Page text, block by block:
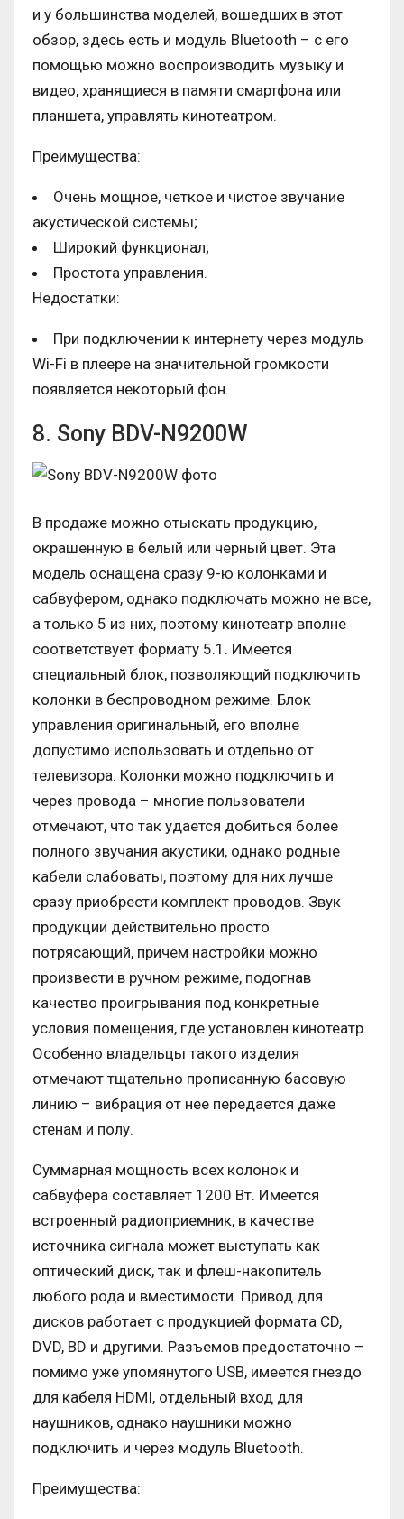
и у большинства моделей, вошедших в этот
обзор, здесь есть и модуль Bluetooth – с его
помощью можно воспроизводить музыку и
видео, хранящиеся в памяти смартфона или
планшета, управлять кинотеатром.
Преимущества:
Очень мощное, четкое и чистое звучание
акустической системы;
Широкий функционал;
Простота управления.
Недостатки:
При подключении к интернету через модуль
Wi-Fi в плеере на значительной громкости
появляется некоторый фон.
8. Sony BDV-N9200W
В продаже можно отыскать продукцию,
окрашенную в белый или черный цвет. Эта
модель оснащена сразу 9-ю колонками и
сабвуфером, однако подключать можно не все,
а только 5 из них, поэтому кинотеатр вполне
соответствует формату 5.1. Имеется
специальный блок, позволяющий подключить
колонки в беспроводном режиме. Блок
управления оригинальный, его вполне
допустимо использовать и отдельно от
телевизора. Колонки можно подключить и
через провода – многие пользователи
отмечают, что так удается добиться более
полного звучания акустики, однако родные
кабели слабоваты, поэтому для них лучше
сразу приобрести комплект проводов. Звук
продукции действительно просто
потрясающий, причем настройки можно
произвести в ручном режиме, подогнав
качество проигрывания под конкретные
условия помещения, где установлен кинотеатр.
Особенно владельцы такого изделия
отмечают тщательно прописанную басовую
линию – вибрация от нее передается даже
стенам и полу.
Суммарная мощность всех колонок и
сабвуфера составляет 1200 Вт. Имеется
встроенный радиоприемник, в качестве
источника сигнала может выступать как
оптический диск, так и флеш-накопитель
любого рода и вместимости. Привод для
дисков работает с продукцией формата CD,
DVD, BD и другими. Разъемов предостаточно –
помимо уже упомянутого USB, имеется гнездо
для кабеля HDMI, отдельный вход для
наушников, однако наушники можно
подключить и через модуль Bluetooth.
Преимущества: